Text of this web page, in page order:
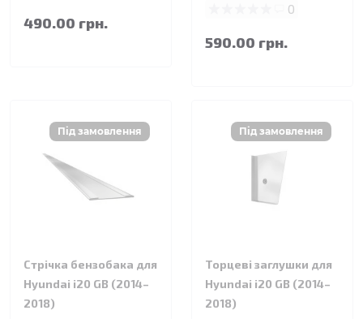
490.00 грн.
0
590.00 грн.
Стрічка бензобака для
Hyundai i20 GB (2014–
2018)
Торцеві заглушки для
Hyundai i20 GB (2014–
2018)